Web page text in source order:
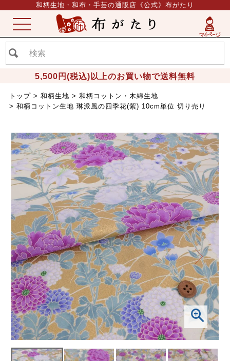
和柄生地・和布・手芸の通販店《公式》布がたり
5,500円(税込)以上のお買い物で送料無料
ME
NU
トップ 和柄生地
和柄コットン・木綿生地
和柄コットン生地 琳派風の四季花(紫) 10cm単位 切り売り